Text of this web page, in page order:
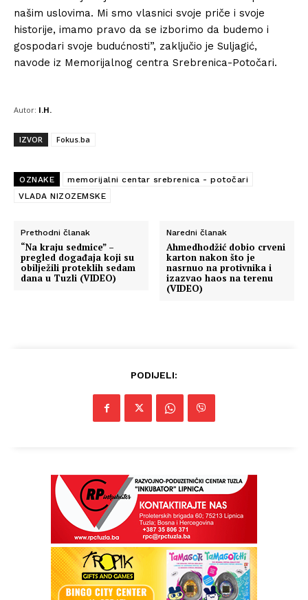
našim uslovima. Mi smo vlasnici svoje priče i svoje
historije, imamo pravo da se izborimo da budemo i
gospodari svoje budućnosti”, zaključio je Suljagić,
navode iz Memorijalnog centra Srebrenica-Potočari.
Autor: I.H.
IZVOR Fokus.ba
OZNAKE
memorijalni centar srebrenica - potočari
VLADA NIZOZEMSKE
Prethodni članak
“Na kraju sedmice” –
pregled događaja koji su
obilježili proteklih sedam
dana u Tuzli (VIDEO)
Naredni članak
Ahmedhodžić dobio crveni
karton nakon što je
nasrnuo na protivnika i
izazvao haos na terenu
(VIDEO)
PODIJELI: